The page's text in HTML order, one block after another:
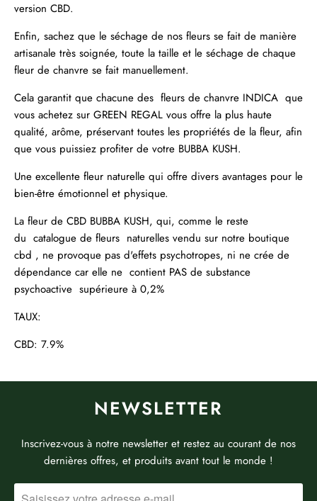
version CBD.
Enfin, sachez que le séchage de nos fleurs se fait de manière
artisanale très soignée, toute la taille et le séchage de chaque
fleur de chanvre se fait manuellement.
Cela garantit que chacune des fleurs de chanvre INDICA que
vous achetez sur GREEN REGAL vous offre la plus haute
qualité, arôme, préservant toutes les propriétés de la fleur, afin
que vous puissiez profiter de votre BUBBA KUSH.
Une excellente fleur naturelle qui offre divers avantages pour le
bien-être émotionnel et physique.
La fleur de CBD BUBBA KUSH, qui, comme le reste
du catalogue de fleurs naturelles vendu sur notre boutique
cbd , ne provoque pas d'effets psychotropes, ni ne crée de
dépendance car elle ne contient PAS de substance
psychoactive supérieure à 0,2%
TAUX:
CBD: 7.9%
NEWSLETTER
Inscrivez-vous à notre newsletter et restez au courant de nos
dernières offres, et produits avant tout le monde !